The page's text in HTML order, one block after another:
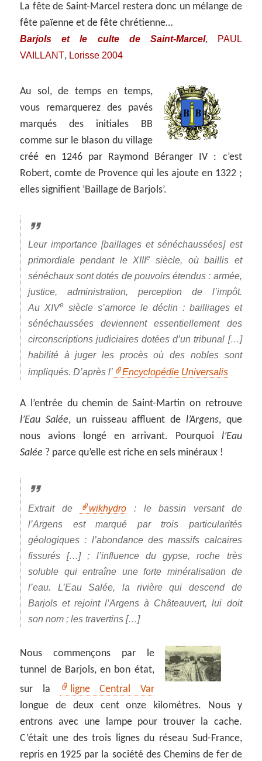
La fête de Saint-Marcel restera donc un mélange de
fête païenne et de fête chrétienne…
Barjols et le culte de Saint-Marcel,
PAUL
VAILLANT, Lorisse 2004
Au sol, de temps en temps,
vous remarquerez des pavés
marqués des initiales BB
comme sur le blason du village
créé en 1246 par Raymond Béranger IV : c’est
Robert, comte de Provence qui les ajoute en 1322 ;
elles signifient ‘Baillage de Barjols’.
Leur importance [baillages et sénéchaussées] est
primordiale pendant leXIIIe
siècle, où baillis et
sénéchaux sont dotés de pouvoirs étendus : armée,
justice, administration, perception de l’impôt.
Au XIVesiècle s’amorce le déclin : bailliages et
sénéchaussées deviennent essentiellement des
circonscriptions judiciaires dotées d’un tribunal […]
habilité à juger les procès où des nobles sont
impliqués. D’après l’
Encyclopédie Universalis
A l’entrée du chemin de Saint-Martin on retrouve
l’Eau Salée, un ruisseau affluent de l’Argens, que
nous avions longé en arrivant. Pourquoi l’Eau
Salée ? parce qu’elle est riche en sels minéraux !
Extrait de wikhydro : le bassin versant de
l’Argens est marqué par trois particularités
géologiques : l’abondance des massifs calcaires
fissurés […] ; l’influence du gypse, roche très
soluble qui entraîne une forte minéralisation de
l’eau. L’Eau Salée, la rivière qui descend de
Barjols et rejoint l’Argens à Châteauvert, lui doit
son nom ; les travertins […]
Nous commençons par le
tunnel de Barjols, en bon état,
sur la
ligne Central Var
longue de deux cent onze kilomètres. Nous y
entrons avec une lampe pour trouver la cache.
C’était une des trois lignes du réseau Sud-France,
repris en 1925 par la société des Chemins de fer de